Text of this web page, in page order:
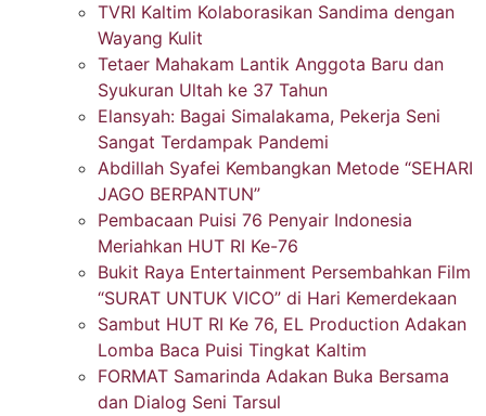
TVRI Kaltim Kolaborasikan Sandima dengan
Wayang Kulit
Tetaer Mahakam Lantik Anggota Baru dan
Syukuran Ultah ke 37 Tahun
Elansyah: Bagai Simalakama, Pekerja Seni
Sangat Terdampak Pandemi
Abdillah Syafei Kembangkan Metode “SEHARI
JAGO BERPANTUN”
Pembacaan Puisi 76 Penyair Indonesia
Meriahkan HUT RI Ke-76
Bukit Raya Entertainment Persembahkan Film
“SURAT UNTUK VICO” di Hari Kemerdekaan
Sambut HUT RI Ke 76, EL Production Adakan
Lomba Baca Puisi Tingkat Kaltim
FORMAT Samarinda Adakan Buka Bersama
dan Dialog Seni Tarsul